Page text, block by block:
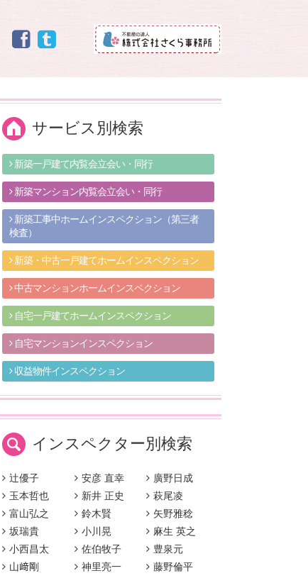
サービス別検索
新築一戸建て内覧会立会い・同行
新築マンション内覧会立会い・同行
新築工事中ホームインスペクション（第三者
検査）
新築・中古一戸建てホームインスペクション
中古マンションホームインスペクション
自宅一戸建てホームインスペクション
自宅マンションインスペクション
収益物件インスペクション
インスペクター別検索
辻優子 安彦 直幸
廣野日成
玉本哲也
新井 正史
萩尾凌
富山弘之
鈴木賢
矢野雅稔
坂瑞貴
小川晃
麻生 英之
小西昌太
佐伯牧子
豊泉元
山﨑剛
神里亮一
藤野倫平